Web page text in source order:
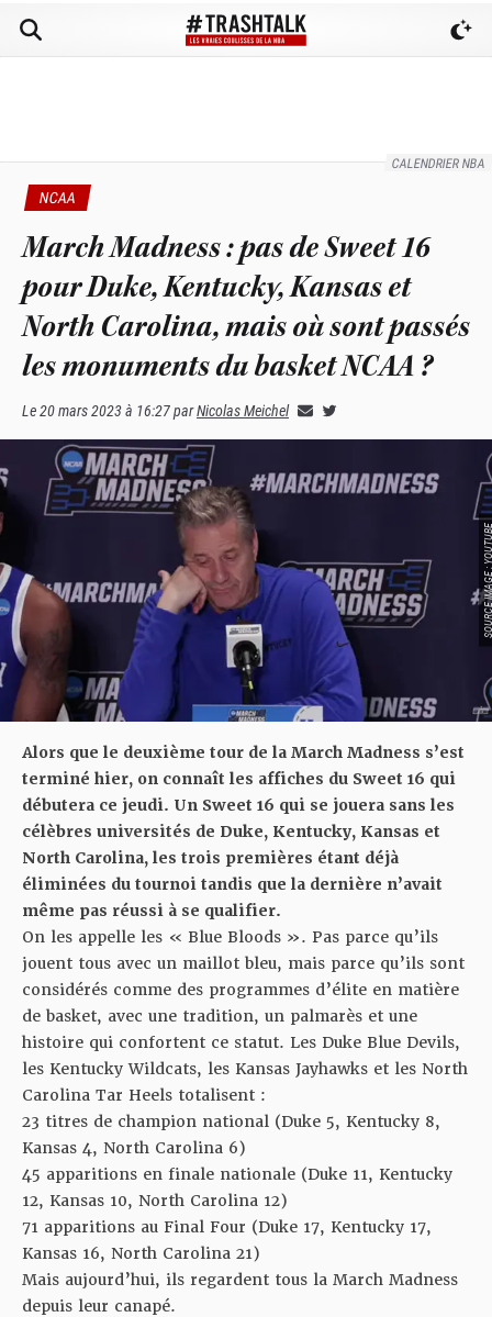
CALENDRIER NBA
NCAA
March Madness : pas de Sweet 16
pour Duke, Kentucky, Kansas et
North Carolina, mais où sont passés
les monuments du basket NCAA ?
Le20 mars 2023 à 16:27parNicolas Meichel
SOURCE
Alors que le deuxième tour de la March Madness s’est
terminé hier, on connaît les affiches du Sweet 16 qui
débutera ce jeudi. Un Sweet 16 qui se jouera sans les
célèbres universités de Duke, Kentucky, Kansas et
North Carolina, les trois premières étant déjà
éliminées du tournoi tandis que la dernière n’avait
même pas réussi à se qualifier.
On les appelle les « Blue Bloods ». Pas parce qu’ils
jouent tous avec un maillot bleu, mais parce qu’ils sont
considérés comme des programmes d’élite en matière
de basket, avec une tradition, un palmarès et une
histoire qui confortent ce statut. Les Duke Blue Devils,
les Kentucky Wildcats, les Kansas Jayhawks et les North
Carolina Tar Heels totalisent :
23 titres de champion national (Duke 5, Kentucky 8,
Kansas 4, North Carolina 6)
45 apparitions en finale nationale (Duke 11, Kentucky
12, Kansas 10, North Carolina 12)
71 apparitions au Final Four (Duke 17, Kentucky 17,
Kansas 16, North Carolina 21)
Mais aujourd’hui, ils regardent tous la March Madness
depuis leur canapé.